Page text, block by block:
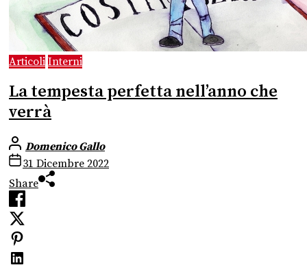
Articoli Interni
La tempesta perfetta nell’anno che
verrà
Domenico Gallo
31 Dicembre 2022
Share